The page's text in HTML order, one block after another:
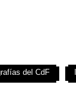
del CdF